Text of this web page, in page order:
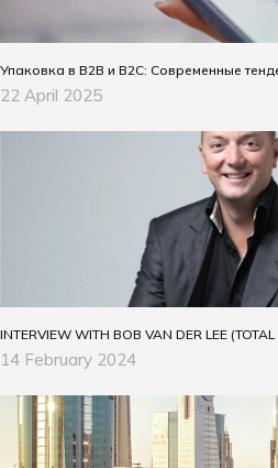
Упаковка в B2B и B2C: Современные
22 April 2025
INTERVIEW WITH BOB VAN DER LEE
14 February 2024